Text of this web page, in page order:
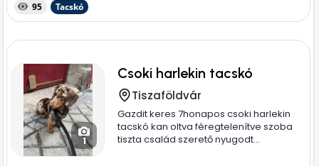
95 Tacskó
1
Csoki harlekin tacskó
Tiszaföldvár
Gazdit keres 7honapos csoki harlekin
tacskó kan oltva féregtelenítve szoba
tiszta család szerető nyugodt...